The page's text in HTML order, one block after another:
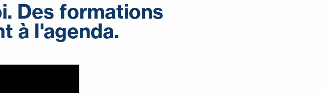
Des formations
à l'agenda.